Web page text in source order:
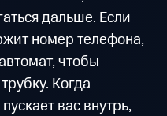
дальше. Если
номер телефона,
чтобы
Когда
вас внутрь,